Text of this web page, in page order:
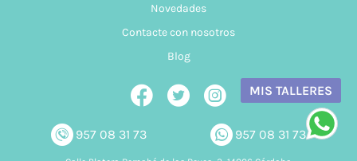
Novedades
Contacte con nosotros
Blog
957 08 31 73 957 08 31 73
MIS TALLERES